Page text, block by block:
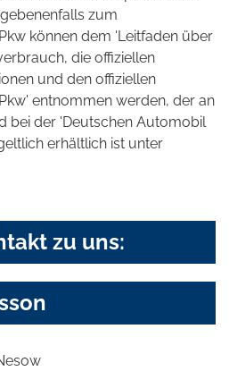
zum
können dem 'Leitfaden über
die offiziellen
und den offiziellen
entnommen werden, der an
bei der 'Deutschen Automobil
erhältlich ist unter
zu uns: